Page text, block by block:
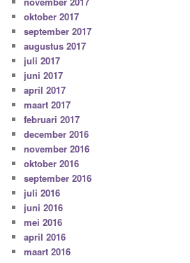
oktober 2017
september 2017
augustus 2017
juli 2017
juni 2017
april 2017
maart 2017
februari 2017
december 2016
november 2016
oktober 2016
september 2016
juli 2016
juni 2016
mei 2016
april 2016
maart 2016